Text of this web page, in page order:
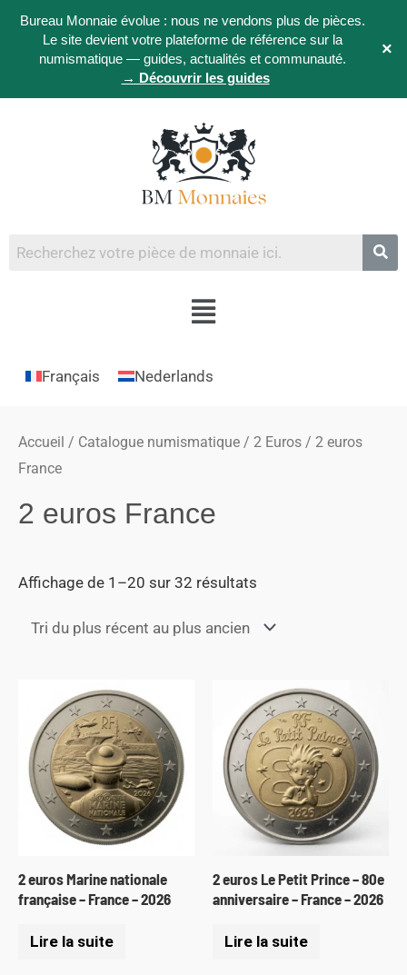
Bureau Monnaie évolue : nous ne vendons plus de pièces.
Le site devient votre plateforme de référence sur la
numismatique — guides, actualités et communauté.
→ Découvrir les guides
×
Français Nederlands
Accueil / Catalogue numismatique / 2 Euros / 2 euros
France
2 euros France
Affichage de 1–20 sur 32 résultats
2 euros Marine nationale
française – France – 2026
Lire la suite
2 euros Le Petit Prince – 80e
anniversaire – France – 2026
Lire la suite